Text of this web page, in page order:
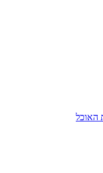
האוכל